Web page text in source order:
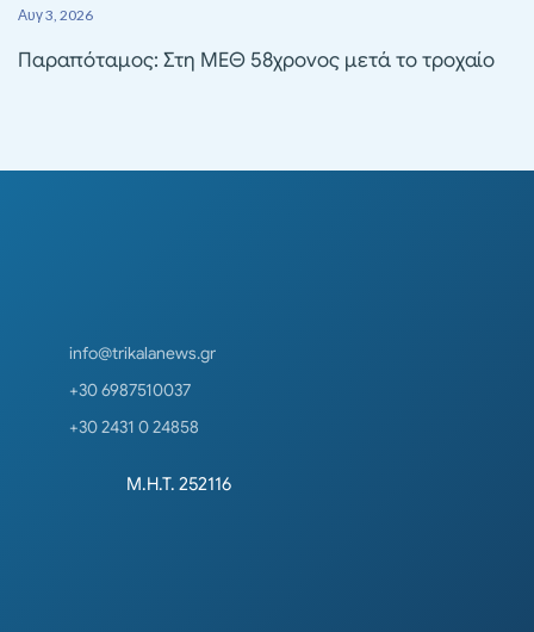
Αυγ 3, 2026
Παραπόταμος: Στη ΜΕΘ 58χρονος μετά το τροχαίο
info@trikalanews.gr
+30 6987510037
+30 2431 0 24858
Μ.Η.Τ. 252116